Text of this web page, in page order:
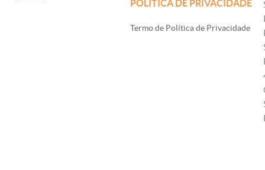
POLÍTICA DE PRIVACIDADE
Termo de Política de Privacidade